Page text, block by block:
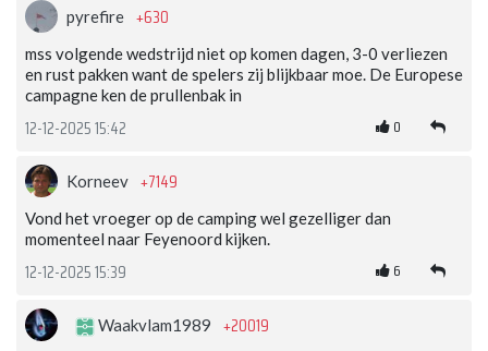
pyrefire +630
mss volgende wedstrijd niet op komen dagen, 3-0 verliezen
en rust pakken want de spelers zij blijkbaar moe. De Europese
campagne ken de prullenbak in
12-12-2025 15:42 0
Korneev +7149
Vond het vroeger op de camping wel gezelliger dan
momenteel naar Feyenoord kijken.
12-12-2025 15:39 6
Waakvlam1989 +20019